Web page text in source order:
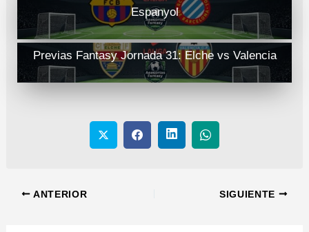
Espanyol
Previas Fantasy Jornada 31: Elche vs Valencia
ANTERIOR SIGUIENTE